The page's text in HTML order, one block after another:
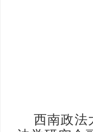
西南政法